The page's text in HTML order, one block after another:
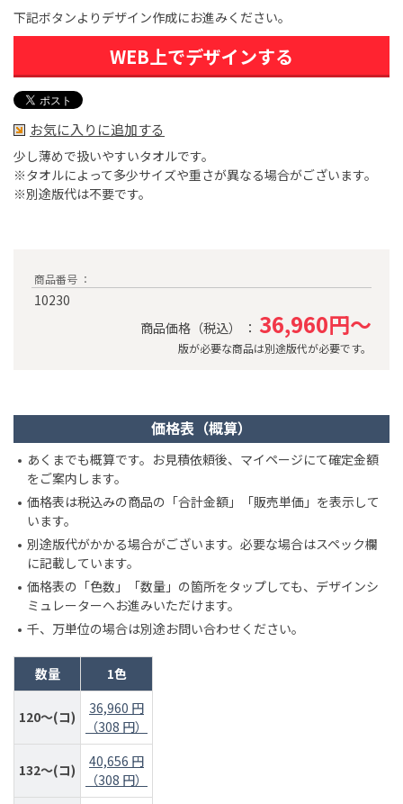
下記ボタンよりデザイン作成にお進みください。
WEB上でデザインする
お気に入りに追加する
少し薄めで扱いやすいタオルです。
※タオルによって多少サイズや重さが異なる場合がございます。
※別途版代は不要です。
商品番号 ：
10230
商品価格（税込） ： 36,960円～
版が必要な商品は別途版代が必要です。
価格表（概算）
あくまでも概算です。お見積依頼後、マイページにて確定金額
をご案内します。
価格表は税込みの商品の「合計金額」「販売単価」を表示して
います。
別途版代がかかる場合がございます。必要な場合はスペック欄
に記載しています。
価格表の「色数」「数量」の箇所をタップしても、デザインシ
ミュレーターへお進みいただけます。
千、万単位の場合は別途お問い合わせください。
数量 1色
120～(コ)
36,960 円
（308 円）
132～(コ)
40,656 円
（308 円）